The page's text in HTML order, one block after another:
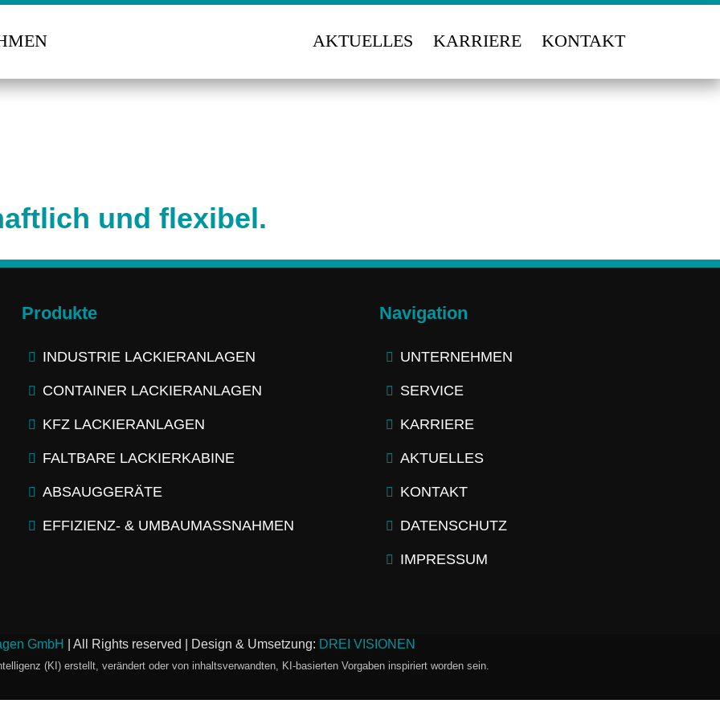
AKTUELLES KARRIERE KONTAKT
und flexibel.
Produkte
INDUSTRIE LACKIERANLAGEN
CONTAINER LACKIERANLAGEN
KFZ LACKIERANLAGEN
FALTBARE LACKIERKABINE
ABSAUGGERÄTE
EFFIZIENZ- & UMBAUMASSNAHMEN
Navigation
UNTERNEHMEN
SERVICE
KARRIERE
AKTUELLES
KONTAKT
DATENSCHUTZ
IMPRESSUM
GmbH | All Rights reserved | Design & Umsetzung: DREI VISIONEN
(KI) erstellt, verändert oder von inhaltsverwandten, KI-basierten Vorgaben inspiriert worden sein.